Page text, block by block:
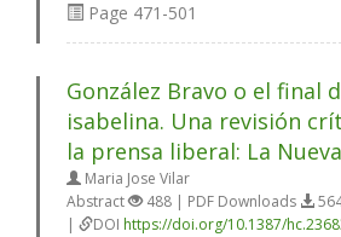
Page 471-501
González Bravo o el final
isabelina. Una revisión
la prensa liberal: La
Maria Jose Vilar
Abstract
488 | PDF Downloads
|
DOI https://doi.org/10.1387/